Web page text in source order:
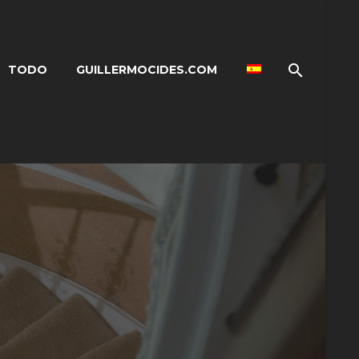
TODO GUILLERMOCIDES.COM